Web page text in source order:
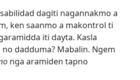
dagiti nagannakmo a
ken saanmo a makontrol ti
iti dayta. Kasla
dadduma? Mabalin. Ngem
nga aramiden tapno